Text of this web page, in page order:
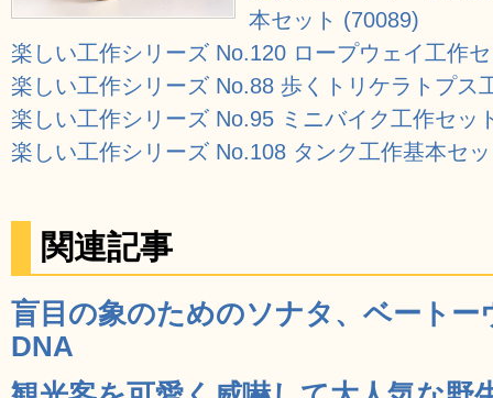
本セット (70089)
楽しい工作シリーズ No.120 ロープウェイ工作
楽しい工作シリーズ No.88 歩くトリケラトプス
楽しい工作シリーズ No.95 ミニバイク工作セッ
楽しい工作シリーズ No.108 タンク工作基本セ
関連記事
盲目の象のためのソナタ、ベートー
DNA